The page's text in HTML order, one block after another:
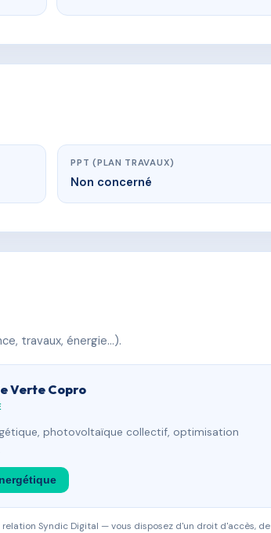
PPT (PLAN TRAVAUX)
Non concerné
travaux, énergie…).
Verte Copro
photovoltaïque collectif, optimisation
Syndic Digital — vous disposez d'un droit d'accès, de